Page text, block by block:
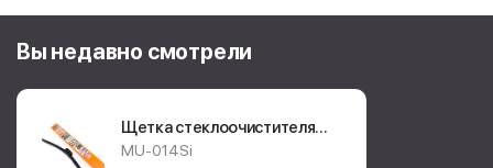
Вы недавно смотрели
Щетка стеклоочистителя
Masuma Silicone
MU-014Si